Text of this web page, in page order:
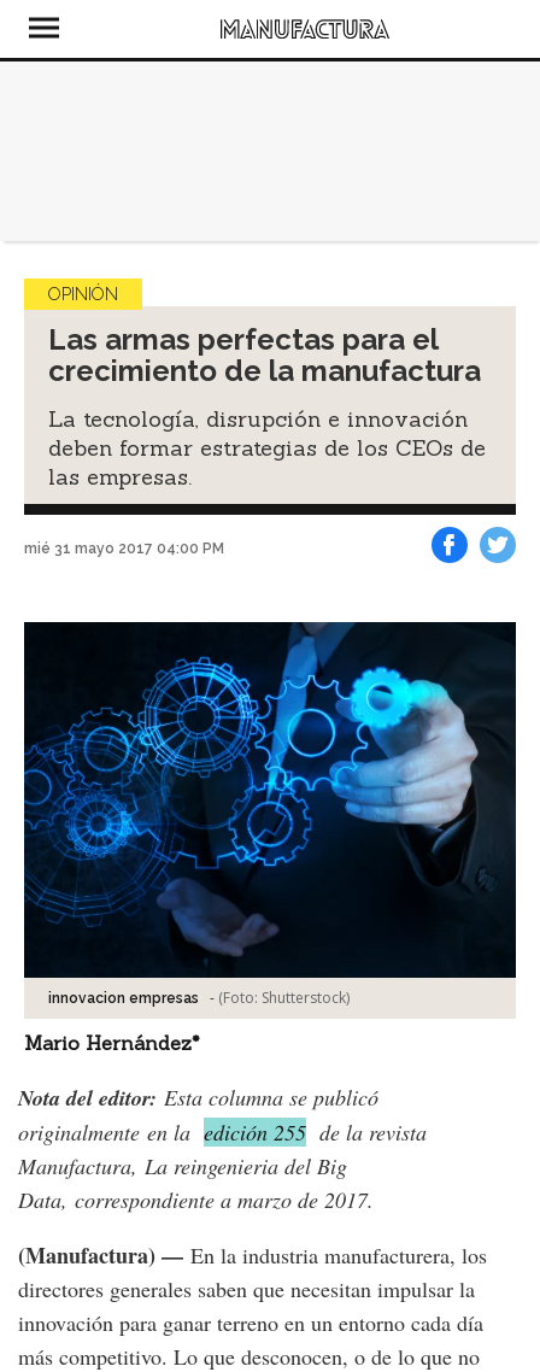
OPINIÓN
Las armas perfectas para el
crecimiento de la manufactura
La tecnología, disrupción e innovación
deben formar estrategias de los CEOs de
las empresas.
mié 31 mayo 2017 04:00 PM
innovacion empresas - (Foto: Shutterstock)
Mario Hernández*
Nota del editor: Esta columna se publicó
originalmente en la edición 255 de la revista
Manufactura, La reingenieria del Big
Data, correspondiente a marzo de 2017.
(Manufactura) — En la industria manufacturera, los
directores generales saben que necesitan impulsar la
innovación para ganar terreno en un entorno cada día
más competitivo. Lo que desconocen, o de lo que no